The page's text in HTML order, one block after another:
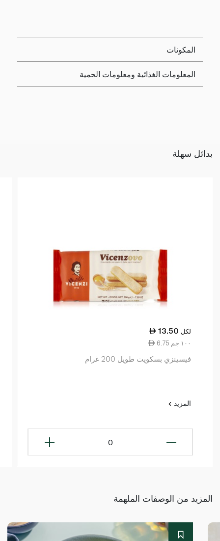
المكونات
المعلومات الغذائية ومعلومات الحمية
بدائل سهلة
13.50 لكل
6.75 ١٠٠ جم
فيسينزي بسكويت طويل 200 غرام
المزيد
0
المزيد من الوصفات الملهمة